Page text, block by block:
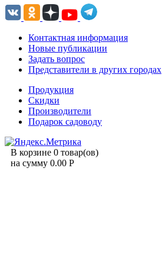
Контактная информация
Новые публикации
Задать вопрос
Представители в других городах
Продукция
Скидки
Производители
Подарок садоводу
В корзине 0 товар(ов)
на сумму 0.00 Р